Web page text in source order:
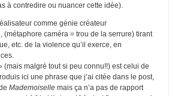
à contredire ou nuancer cette idée).
comme génie créateur
(métaphore caméra = trou de la serrure) tirant
etc. de la violence qu’il exerce, en
(mais malgré tout si peu connu!!) est celui de
ici une phrase que j’ai citée dans le post,
Mademoiselle mais ça n’a pas de rapport